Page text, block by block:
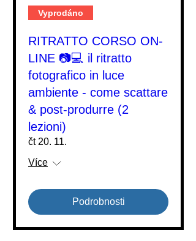
Vyprodáno
RITRATTO CORSO ON-
LINE 📷💻 il ritratto
fotografico in luce
ambiente - come scattare
& post-produrre (2
lezioni)
čt 20. 11.
Více
Podrobnosti